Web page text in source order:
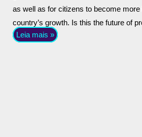
as well as for citizens to become more
country’s growth. Is this the future of
Leia mais »